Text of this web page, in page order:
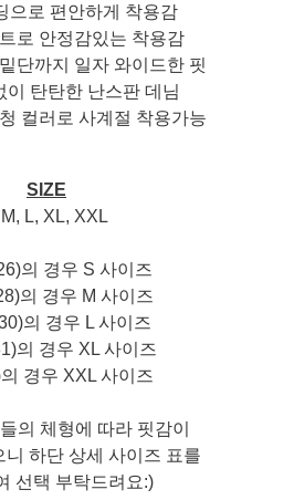
으로 편안하게 착용감
로 안정감있는 착용감
단까지 일자 와이드한 핏
이 탄탄한 난스판 데님
컬러로 사계절 착용가능
SIZE
L, XL, XXL
의 경우 S 사이즈
의 경우 M 사이즈
의 경우 L 사이즈
의 경우 XL 사이즈
경우 XXL 사이즈
의 체형에 따라 핏감이
니 하단 상세 사이즈 표를
선택 부탁드려요:)